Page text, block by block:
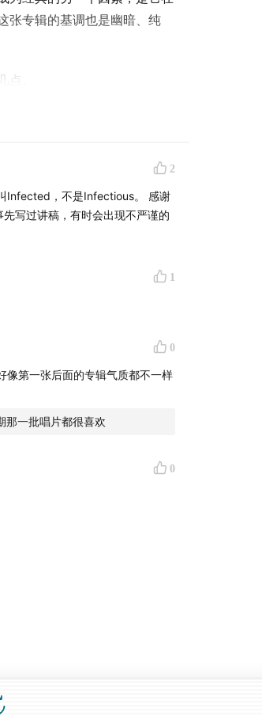
张专辑的基调也是幽暗、纯
。
喜爱多年的唱片，以比较接近
的微博会继续推荐唱片，内容
互补。
2
Infected，不是Infectious。 感谢
写过讲稿，有时会出现不严谨的
1
0
像第一张后面的专辑气质都不一样
那一批唱片都很喜欢
0